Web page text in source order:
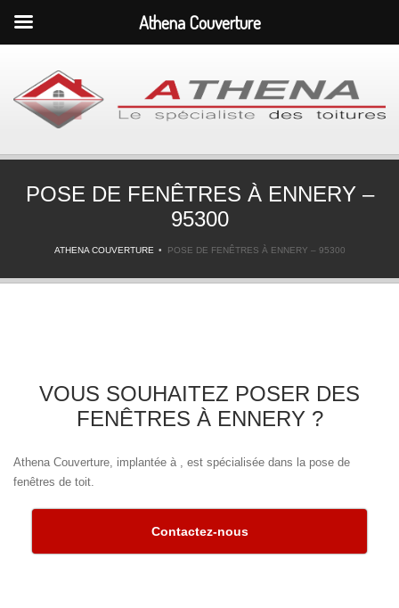
POSE DE FENÊTRES À ENNERY –
95300
ATHENA COUVERTURE POSE DE FENÊTRES À ENNERY – 95300
VOUS SOUHAITEZ POSER DES
FENÊTRES À ENNERY ?
Athena Couverture, implantée à , est spécialisée dans la pose de
fenêtres de toit.
Contactez-nous
Athena Couverture